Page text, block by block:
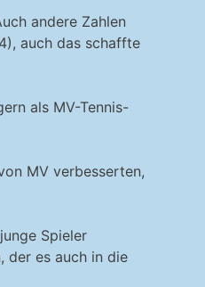
andere Zahlen
auch das schaffte
als MV-Tennis-
MV verbesserten,
Spieler
der es auch in die